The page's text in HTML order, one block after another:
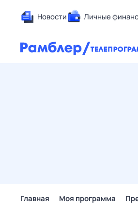
Новости Личные
Главная Моя программа